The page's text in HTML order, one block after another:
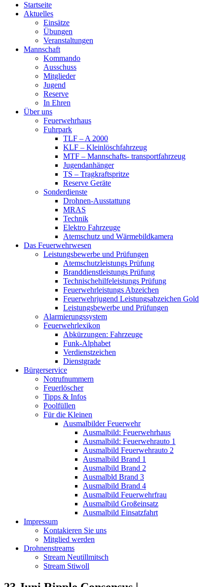
Startseite
Aktuelles
Einsätze
Übungen
Veranstaltungen
Mannschaft
Kommando
Ausschuss
Mitglieder
Jugend
Reserve
In Ehren
Über uns
Feuerwehrhaus
Fuhrpark
TLF – A 2000
KLF – Kleinlöschfahrzeug
MTF – Mannschafts- transportfahrzeug
Jugendanhänger
TS – Tragkraftspritze
Reserve Geräte
Sonderdienste
Drohnen-Ausstattung
MRAS
Technik
Elektro Fahrzeuge
Atemschutz und Wärmebildkamera
Das Feuerwehrwesen
Leistungsbewerbe und Prüfungen
Atemschutzleistungs Prüfung
Branddienstleistungs Prüfung
Technischehilfeleistungs Prüfung
Feuerwehrleistungs Abzeichen
Feuerwehrjugend Leistungsabzeichen Gold
Leistungsbewerbe und Prüfungen
Alarmierungssystem
Feuerwehrlexikon
Abkürzungen: Fahrzeuge
Funk-Alphabet
Verdienstzeichen
Dienstgrade
Bürgerservice
Notrufnummern
Feuerlöscher
Tipps & Infos
Poolfüllen
Für die Kleinen
Ausmalbilder Feuerwehr
Ausmalbild: Feuerwehrhaus
Ausmalbild: Feuerwehrauto 1
Ausmalbild Feuerwehrauto 2
Ausmalbild Brand 1
Ausmalbild Brand 2
Ausmalbld Brand 3
Ausmalbild Brand 4
Ausmalbild Feuerwehrfrau
Ausmalbild Großeinsatz
Ausmalbild Einsatzfahrt
Impressum
Kontakieren Sie uns
Mitglied werden
Drohnenstreams
Stream Neutillmitsch
Stream Stiwoll